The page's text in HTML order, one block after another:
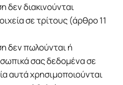
δεν διακινούνται
σε τρίτους (άρθρο 11
δεν πωλούνται ή
σας δεδομένα σε
αυτά χρησιμοποιούνται